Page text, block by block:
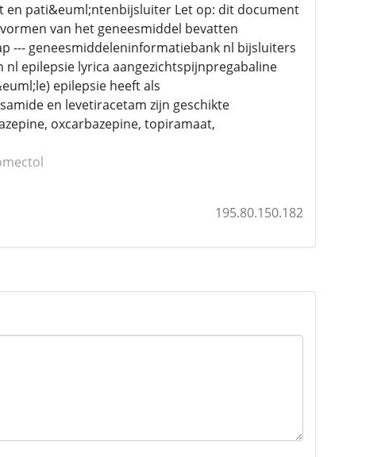
en pati&euml;ntenbijsluiter Let op: dit document
van het geneesmiddel bevatten
--- geneesmiddeleninformatiebank nl bijsluiters
epilepsie lyrica aangezichtspijnpregabaline
epilepsie heeft als
en levetiracetam zijn geschikte
oxcarbazepine, topiramaat,
195.80.150.182